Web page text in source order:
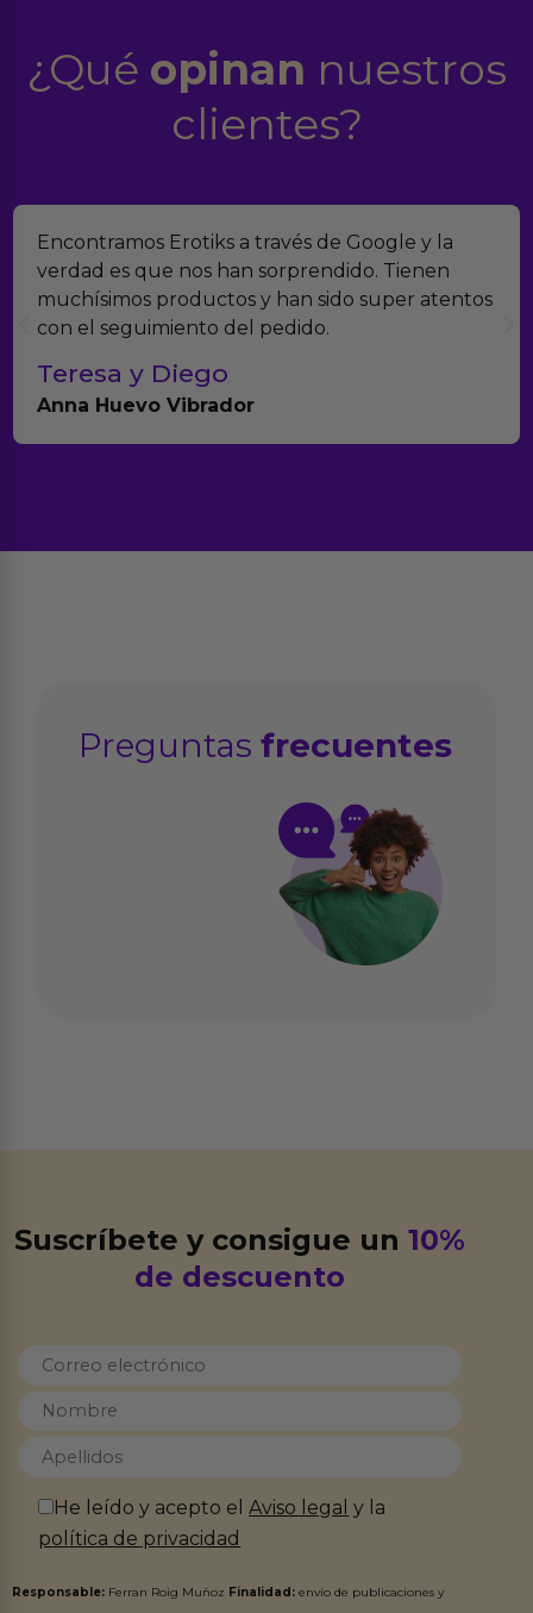
¿Qué opinan nuestros
clientes?
Encontramos Erotiks a través de Google y la
verdad es que nos han sorprendido. Tienen
muchísimos productos y han sido super atentos
con el seguimiento del pedido.
Teresa y Diego
Anna Huevo Vibrador
Preguntasfrecuentes
Suscríbete y consigue un10%
de descuento
He leído y acepto elAviso legal y la
política de privacidad
Responsable: Ferran Roig Muñoz Finalidad: envío de publicaciones y